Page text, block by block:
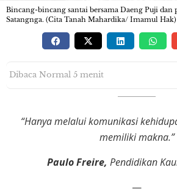
Bincang-bincang santai bersama Daeng Puji dan
Satangnga. (Cita Tanah Mahardika/ Imamul Hak)
Dibaca Normal 5 menit
“Hanya melalui komunikasi
memiliki makna.”
Paulo Freire, Pendidikan
—